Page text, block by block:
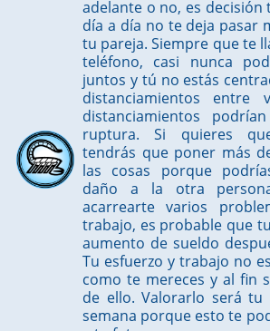
adelante o no, es decisión
día a día no te deja pasar
tu pareja. Siempre que te
teléfono, casi nunca
juntos y tú no estás
distanciamientos entre
distanciamientos
ruptura. Si quieres
tendrás que poner más
las cosas porque
daño a la otra
acarrearte varios
trabajo, es probable que
aumento de sueldo
Tu esfuerzo y trabajo no
como te mereces y al fin
de ello. Valorarlo será
semana porque esto te